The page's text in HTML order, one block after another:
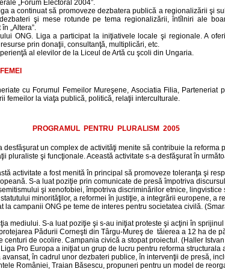
„Forum Electoral 2004”.
a continuat să promoveze dezbatera publică a regionalizării şi
şi mese rotunde pe tema regionalizării, întîlniri ale
„Altera”.
ONG. Liga a participat la iniţiativele locale şi regionale. A
prin donaţii, consultanţă, multiplicări, etc.
al elevilor de la Liceul de Artă cu şcoli din Ungaria.
cu Forumul Femeilor Mureşene, Asociatia Filia, Parteneriat
femeilor la viaţa publică, politică, relaţii interculturale.
PROGRAMUL PENTRU PLURALISM 2005
desfăşurat un complex de activităţi menite să contribuie la reforma
pluraliste şi funcţionale. Această activitate s-a desfăşurat în
activitate a fost menită în principal să promoveze toleranţa şi
S-a luat poziţie prin comunicate de presă împotriva
şi xenofobiei, împotriva discriminărilor etnice, lingvistice
minorităţilor, a reformei în justiţie, a integrării europene, a
la campanii ONG pe teme de interes pentru societatea civilă.
mediului. S-a luat poziţie şi s-au iniţiat proteste şi acţini în
Pădurii Corneşti din Târgu-Mureş de tăierea a 12 ha de
centuri de ocolire. Campania civică a stopat proiectul. (Haller
Pro Europa a iniţiat un grup de lucru pentru reforma structurala
în cadrul unor dezbateri publice, în intervenţii de presă,
României, Traian Băsescu, propuneri pentru un model de